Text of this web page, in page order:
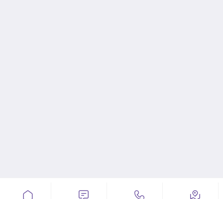
   